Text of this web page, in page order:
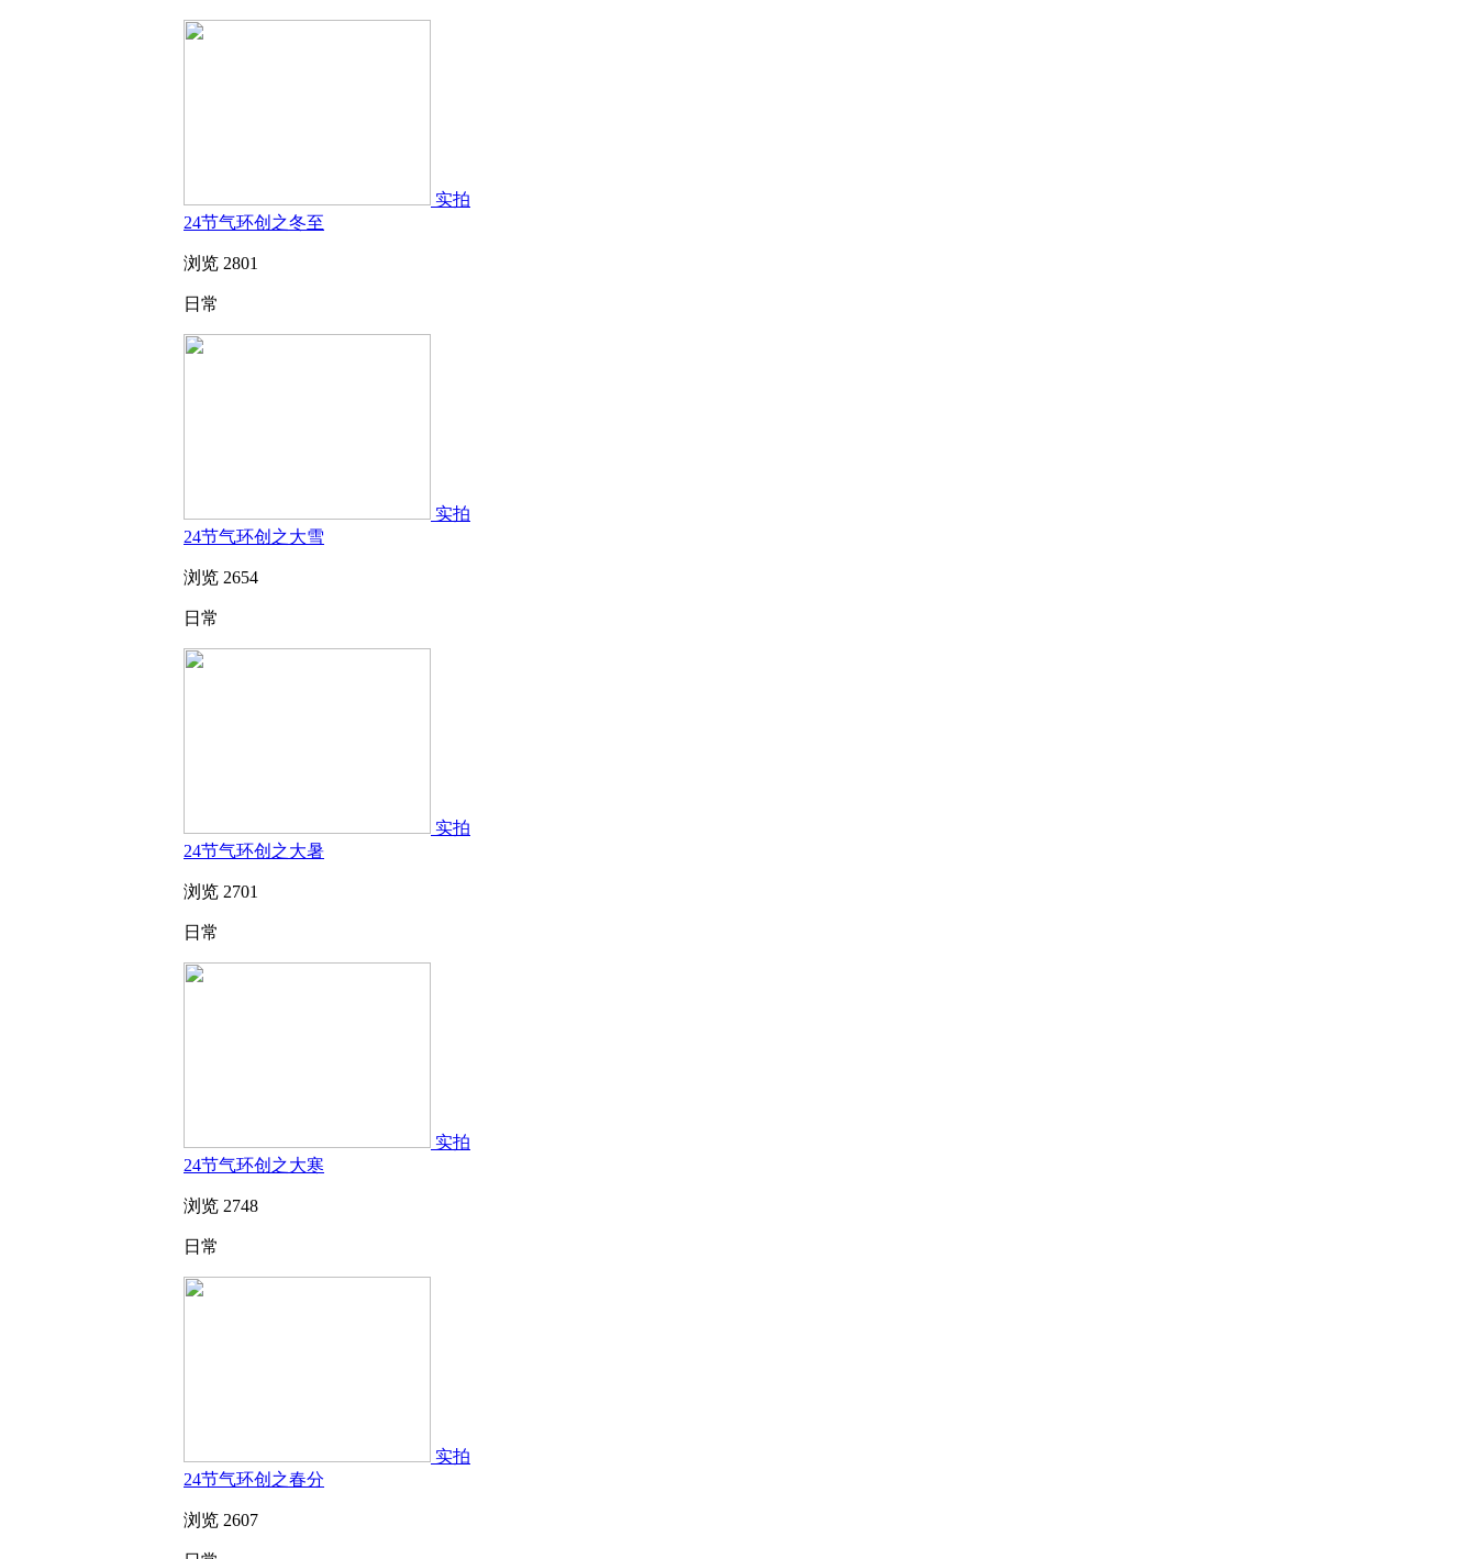
实拍
24节气环创之冬至
浏览 2801
日常
实拍
24节气环创之大雪
浏览 2654
日常
实拍
24节气环创之大暑
浏览 2701
日常
实拍
24节气环创之大寒
浏览 2748
日常
实拍
24节气环创之春分
浏览 2607